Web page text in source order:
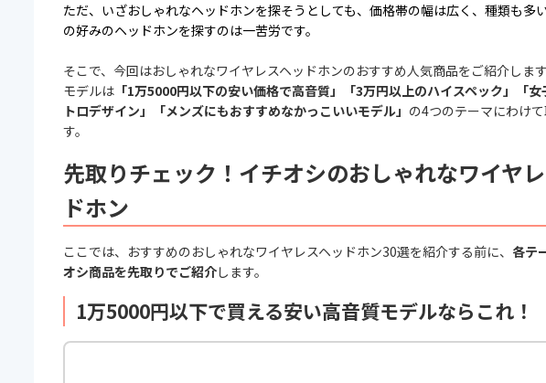
ただ、いざおしゃれなヘッドホンを探そうとしても、価格帯の幅は広く、種類も多
の好みのヘッドホンを探すのは一苦労です。
そこで、今回はおしゃれなワイヤレスヘッドホンのおすすめ人気商品をご紹介しま
モデルは 「1万5000円以下の安い価格で高音質」「3万円以上のハイスペック」「
トロデザイン」「メンズにもおすすめなかっこいいモデル」 の4つのテーマにわけ
す。
先取りチェック！イチオシのおしゃれなワイヤ
ドホン
ここでは、おすすめのおしゃれなワイヤレスヘッドホン30選を紹介する前に、 各テ
オシ商品を先取りでご紹介します。
1万5000円以下で買える安い高音質モデルならこれ！